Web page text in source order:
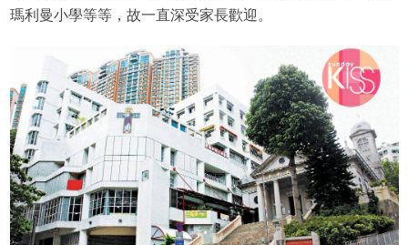
瑪利曼小學等等，故一直深受家長歡迎。